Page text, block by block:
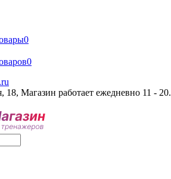
0
0
Магазин работает ежедневно 11 - 20.